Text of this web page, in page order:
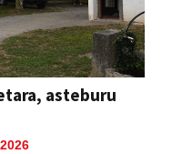
asteburu